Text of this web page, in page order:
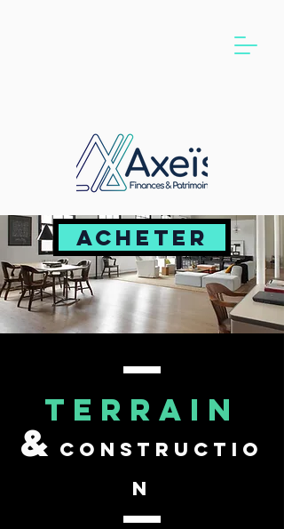
ACHETER
TERRAIN
& ConstruCTIO
N